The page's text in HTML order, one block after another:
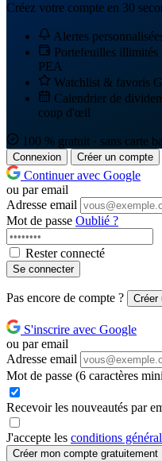
Créez votre compte en 30
Alertes
Portefeuilles illimités
PEA
Watchlist & favoris
Calendrier de
coup d'œil
100 % gratuit · sans carte
Connexion Créer un compte
Continuer avec Google
ou par email
Adresse email
Mot de passe Oublié ?
Rester connecté
Se connecter
Pas encore de compte ? Créer
S'inscrire avec Google
ou par email
Adresse email
Mot de passe (6 caractères
Recevoir les nouveautés par
J'accepte les conditions
Créer mon compte gratuitement